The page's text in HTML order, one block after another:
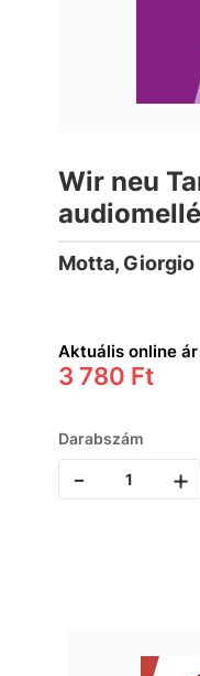
Wir neu
Motta, Giorgio
Aktuális online ár
3 780 Ft
Darabszám
- +